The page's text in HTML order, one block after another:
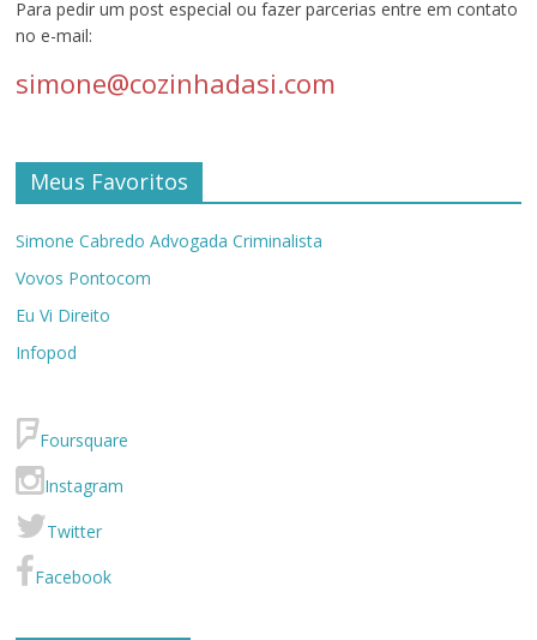
Para pedir um post especial ou fazer parcerias entre em contato
no e-mail:
simone@cozinhadasi.com
Meus Favoritos
Simone Cabredo Advogada Criminalista
Vovos Pontocom
Eu Vi Direito
Infopod
Foursquare
Instagram
Twitter
Facebook